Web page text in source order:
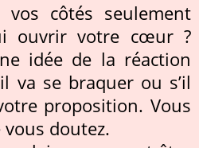
côtés seulement
ouvrir votre cœur ?
idée de la réaction
va se braquer ou s’il
proposition. Vous
vous doutez.